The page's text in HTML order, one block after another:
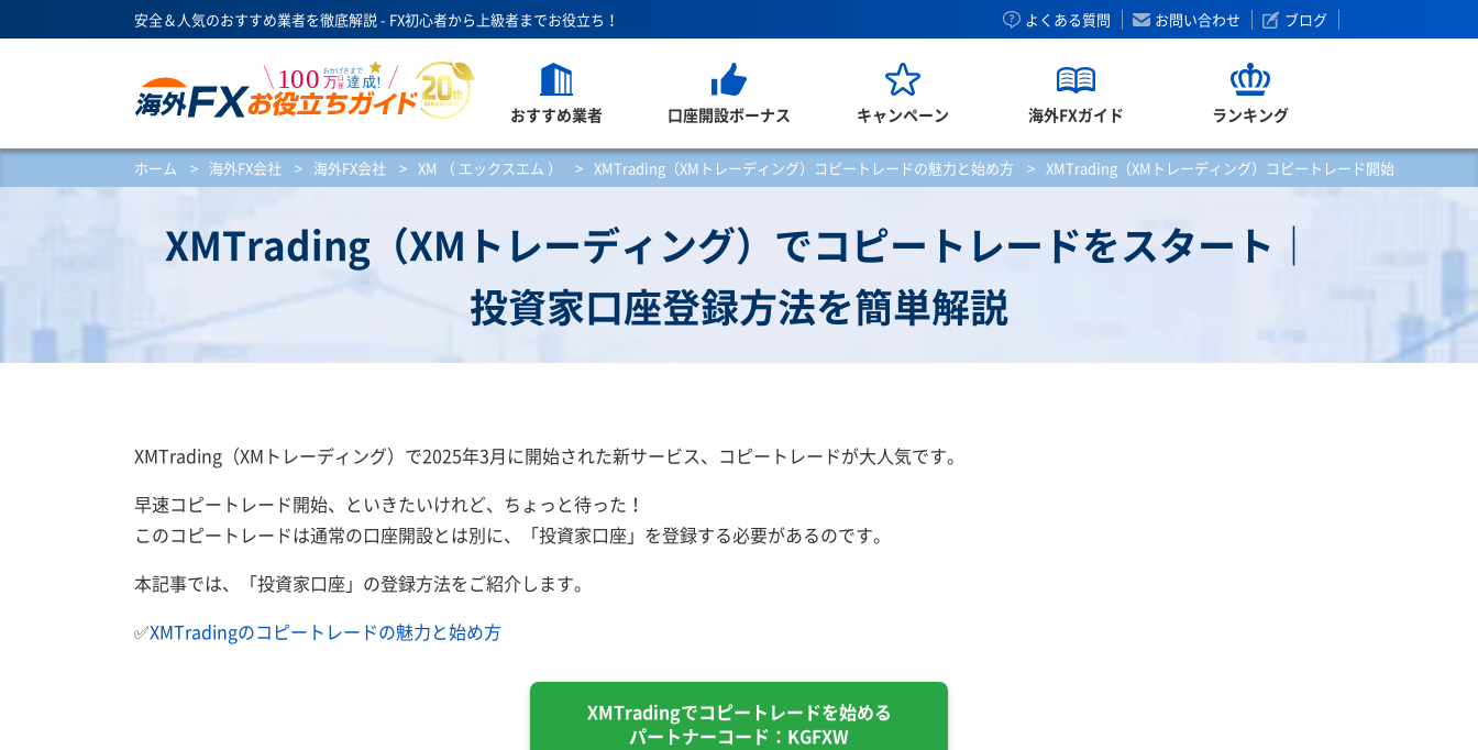
安全＆人気のおすすめ業者を徹底解説 - FX初心者から上級者までお役立ち！ よくある質問 お問い合わせ ブログ
おすすめ業者 口座開設ボーナス キャンペーン 海外FXガイド ランキング
ホーム > 海外FX会社 > 海外FX会社 > XM （ エックスエム ） > XMTrading（XMトレーディング）コピートレードの魅力と始め方 > XMTrading（XMトレーディング）コピートレード開始！投資家口
XMTrading（XMトレーディング）でコピートレードをスタート｜
投資家口座登録方法を簡単解説
XMTrading（XMトレーディング）で2025年3月に開始された新サービス、コピートレードが大人気です。
早速コピートレード開始、といきたいけれど、ちょっと待った！
このコピートレードは通常の口座開設とは別に、「投資家口座」を登録する必要があるのです。
本記事では、「投資家口座」の登録方法をご紹介します。
✅XMTradingのコピートレードの魅力と始め方
XMTradingでコピートレードを始める
パートナーコード：KGFXW